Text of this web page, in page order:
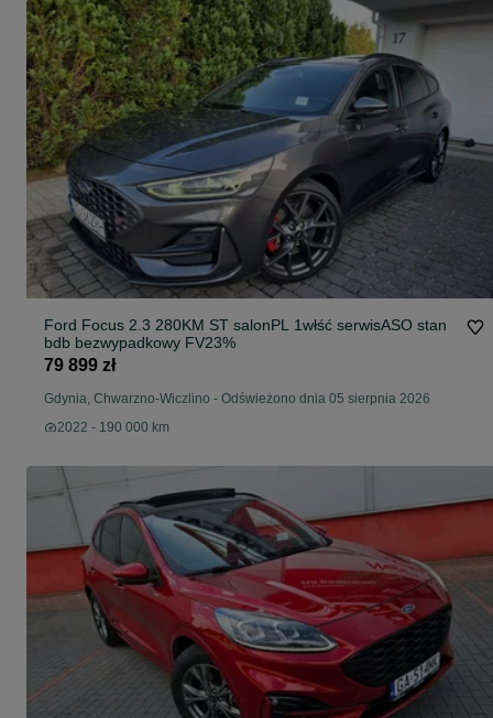
Ford Focus 2.3 280KM ST salonPL 1włść serwisASO stan
bdb bezwypadkowy FV23%
79 899 zł
Gdynia, Chwarzno-Wiczlino - Odświeżono dnia 05 sierpnia 2026
2022 - 190 000 km